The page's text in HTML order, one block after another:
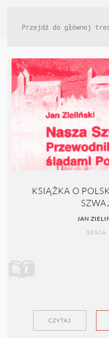
Przejdź do głównej
KSIĄŻKA O
JAN
SESJA:
CZYTAJ